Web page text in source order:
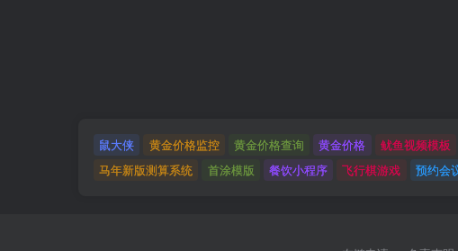
鼠大侠 黄金价格监控 黄金价格查询 黄金价格 鱿鱼视频模板
马年新版测算系统
首涂模版 餐饮小程序 飞行棋游戏 预约会